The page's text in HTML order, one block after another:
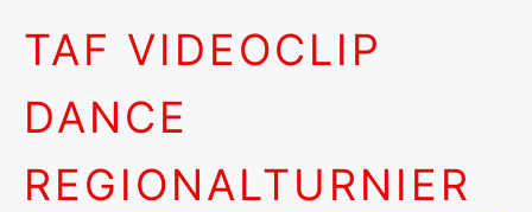
TAF VIDEOCLIP
DANCE
REGIONALTURNIER